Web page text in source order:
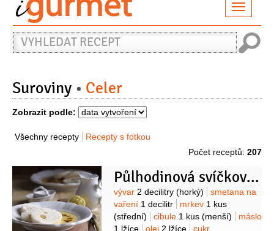
Vyhledat
recept
Suroviny Celer
Zobrazit podle:
Všechny recepty
Recepty s fotkou
Počet receptů: 207
Půlhodinová svíčková omáčka
Suroviny
vývar 2 decilitry (horký)
smetana na
vaření 1 decilitr mrkev 1 kus
(střední)
cibule 1 kus (menší)
máslo
1 lžíce
olej 2 lžíce
cukr